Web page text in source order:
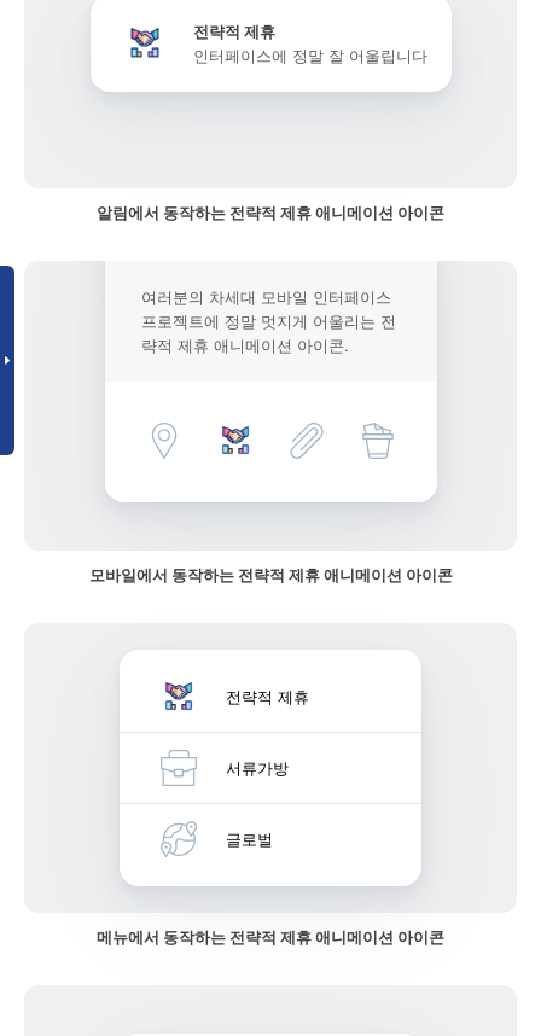
전략적 제휴
인터페이스에 정말 잘 어울립니다
알림에서 동작하는 전략적 제휴 애니메이션 아이콘
여러분의 차세대 모바일 인터페이스
프로젝트에 정말 멋지게 어울리는 전
략적 제휴 애니메이션 아이콘.
모바일에서 동작하는 전략적 제휴 애니메이션 아이콘
전략적 제휴
서류가방
글로벌
메뉴에서 동작하는 전략적 제휴 애니메이션 아이콘